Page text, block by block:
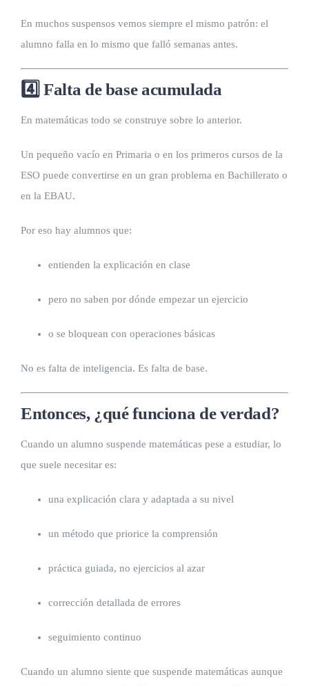
En muchos suspensos vemos siempre el mismo patrón: el
alumno falla en lo mismo que falló semanas antes.
4️⃣ Falta de base acumulada
En matemáticas todo se construye sobre lo anterior.
Un pequeño vacío en Primaria o en los primeros cursos de la
ESO puede convertirse en un gran problema en Bachillerato o
en la EBAU.
Por eso hay alumnos que:
entienden la explicación en clase
pero no saben por dónde empezar un ejercicio
o se bloquean con operaciones básicas
No es falta de inteligencia. Es falta de base.
Entonces, ¿qué funciona de verdad?
Cuando un alumno suspende matemáticas pese a estudiar, lo
que suele necesitar es:
una explicación clara y adaptada a su nivel
un método que priorice la comprensión
práctica guiada, no ejercicios al azar
corrección detallada de errores
seguimiento continuo
Cuando un alumno siente que suspende matemáticas aunque